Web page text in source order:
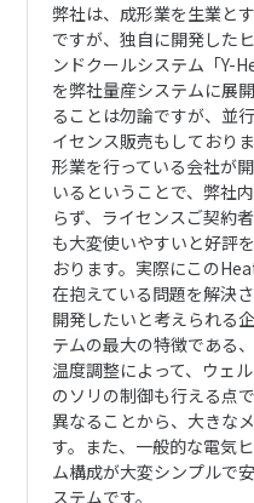
弊社は、成形業を生業と
ですが、独自に開発した
ンドクールシステム「Y-
を弊社量産システムに展
ることは勿論ですが、並
イセンス販売もしており
形業を行っている会社が
いるということで、弊社
らず、ライセンスご契約
も大変使いやすいと好評
おります。実際にこの
在抱えている問題を解決
開発したいと考えられる
テムの最大の特徴である
温度調整によって、ウェ
のソリの制御も行える点
異なることから、大きな
す。また、一般的な電気
ム構成が大変シンプルで
ステムです。